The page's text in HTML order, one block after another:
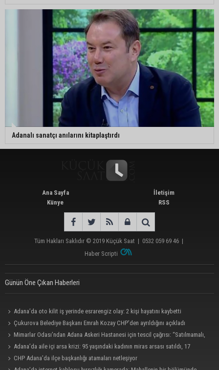
Adanalı sanatçı anılarını kitaplaştırdı
Ana Sayfa
Künye
İletişim
RSS
Tüm Hakları Saklıdır © 2019 Küçük Saat | 0532 059 69 46 |
Haber Scripti
Günün Öne Çıkan Haberleri
Adana’da oto kilit iş yerinde esrarengiz olay: 2 kişi hayatını kaybetti
Çukurova Belediye Başkanı Emrah Kozay CHP’den ayrıldığını açıkladı
Mimarlar Odası’ndan Adana Askeri Hastanesi için tescil çağrısı: “Satılmamalı,
amaç dışı kullanılmamalı”
Adana’da aile içi arsa krizi: 95 yaşındaki kadının miras arsası satıldı, 17
milyonun 13 milyonu harcandı
CHP Adana’da ilçe başkanlığı atamaları netleşiyor